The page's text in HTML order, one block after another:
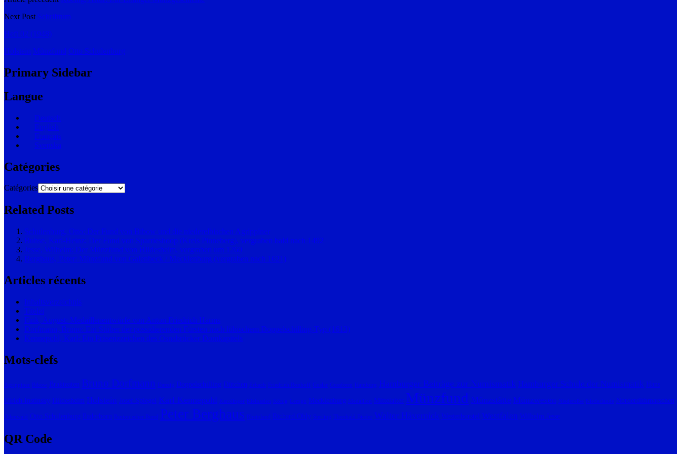
Next Post Schrifttum
Heft 02 (1948)
Holstein Münzfund Otto Schulenburg
Primary Sidebar
Langue
Deutsch
English
Français
Svenska
Catégories
Catégories
Related Posts
Schulenburg, Otto: Der Fund von Bibow und die niederelbischen Agrippiner
Buhse, Karl-Heinz: Der Fund von Sparrieshoop (Kreis Pinneberg), vergraben bald nach 1492
Jesse, Wilhelm: Der Münzfund von Hildesheim, vergraben um 1260
Berghaus, Peter: Münzfund von Galenbeck / Mecklenburg (vergraben nach 1621)
Articles récents
Inhaltsverzeichnis
Titelei
Fink, August: Medaillenentwürfe von Anton Friedrich Harms
Dorfmann, Bruno: Ein Stüber der possidierenden Fürsten nach lübischem Doppelschilling-Typ (1613)
Kennepohl, Karl: Ein Präsenzzeichen des Osnabrücker Domkapitels
Mots-clefs
Agrippiner Bibow Brakteaten Bruno Dorfmann Danzig Doppelschilling Dütchen Erbach Friedrich Bonhoff Goslar Gussform Hamburg Hamburger Beiträge zur Numismatik Hamburger Schule der Numismatik Hans
Ulrich Instinsky Hildesheim Holstein Josef Spiegel Karl Kennepohl Karolinger Kleinasien König Lemgo Mecklenburg Medaillon Mittelalter Münzfund Münzstätte Münzwesen Niederelbe Niederlande Norderdithmarschen
Odenwald Otto Schulenburg Paderborn Panionischer Bund Peter Berghaus Rheinland Richard Ohly Sterling Theobald Bieder Walter Hävernick Westerborstel Westfalen Wilhelm Jesse
QR Code